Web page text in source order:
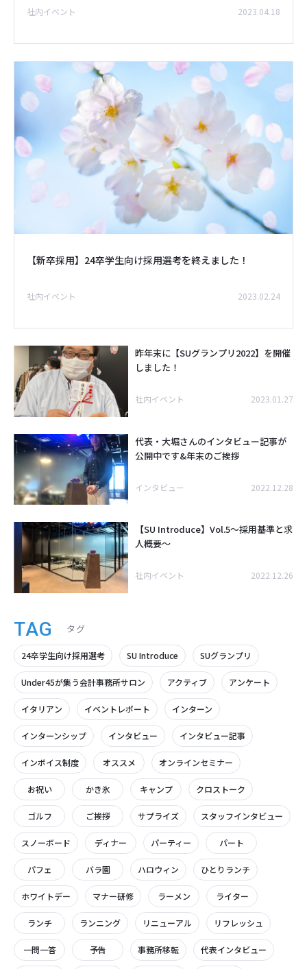
社内イベント 2023.04.18
【新卒採用】24卒学生向け採用選考を終えました！
社内イベント 2023.02.24
昨年末に【SUグランプリ2022】を開催
しました！
社内イベント 2023.01.27
代表・大堀さんのインタビュー記事が
公開中です&年末のご挨拶
インタビュー 2022.12.28
【SU Introduce】Vol.5～採用基準と求
人概要～
社内イベント 2022.12.26
TAG タグ
24卒学生向け採用選考 SU Introduce SUグランプリ
Under45が集う会計事務所サロン アクティブ アンケート
イタリアン イベントレポート インターン
インターンシップ インタビュー インタビュー記事
インボイス制度 オススメ オンラインセミナー
お祝い かき氷 キャンプ クロストーク
ゴルフ ご挨拶 サプライズ スタッフインタビュー
スノーボード ディナー パーティー パート
パフェ バラ園 ハロウィン ひとりランチ
ホワイトデー マナー研修 ラーメン ライター
ランチ ランニング リニューアル リフレッシュ
一問一答 予告 事務所移転 代表インタビュー